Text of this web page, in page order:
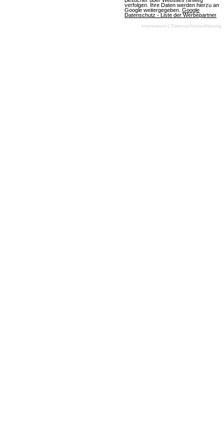
verfolgen. Ihre Daten werden hierzu an
Google weitergegeben.Google
Datenschutz - Liste der Werbepartner
Impressum | Datenschutzerklärung